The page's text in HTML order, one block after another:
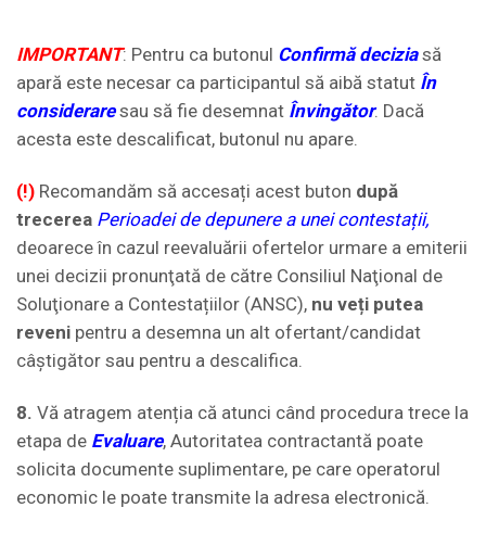
IMPORTANT: Pentru ca butonul Confirmă decizia să
apară este necesar ca participantul să aibă statut În
consideraresau să fie desemnat Învingător. Dacă
acesta este descalificat, butonul nu apare.
(!) Recomandăm să accesați acest buton după
trecerea Perioadei de depunere a uneicontestații,
deoarece în cazul reevaluării ofertelor urmare a emiterii
unei decizii pronunţată de către Consiliul Naţional de
Soluţionare a Contestațiilor (ANSC), nu veți putea
reveni pentru a desemna un alt ofertant/candidat
câștigător sau pentru a descalifica.
8. Vă atragem atenția că atunci când procedura trece la
etapa de Evaluare, Autoritatea contractantă poate
solicita documente suplimentare, pe care operatorul
economic le poate transmite la adresa electronică.